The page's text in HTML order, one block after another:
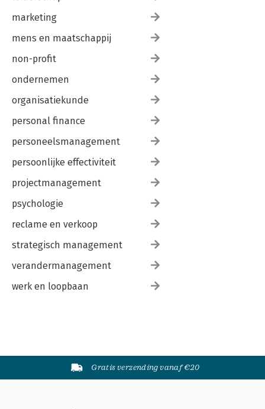
Outro 193
Literatuur 195
marketing
mens en maatschappij
non-profit
ondernemen
organisatiekunde
personal finance
personeelsmanagement
persoonlijke effectiviteit
projectmanagement
psychologie
reclame en verkoop
strategisch management
verandermanagement
werk en loopbaan
Gratis verzending vanaf €20